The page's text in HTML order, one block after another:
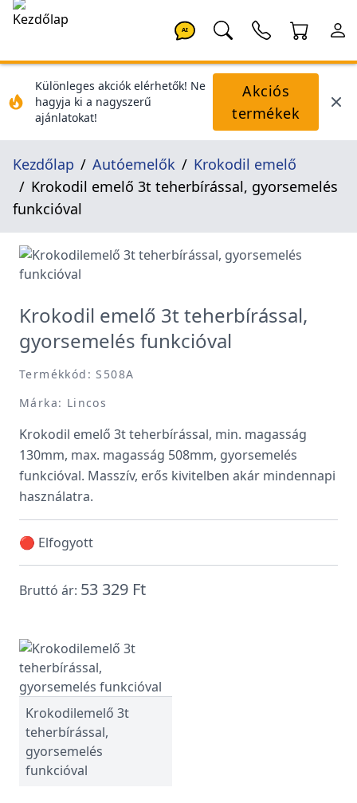
AI
Különleges akciók elérhetők! Ne
hagyja ki a nagyszerű
ajánlatokat!
Akciós
termékek
Kezdőlap Autóemelők
Krokodil emelő
Krokodil emelő 3t teherbírással, gyorsemelés
funkcióval
Krokodil emelő 3t teherbírással,
gyorsemelés funkcióval
Termékkód: S508A
Márka: Lincos
Krokodil emelő 3t teherbírással, min. magasság
130mm, max. magasság 508mm, gyorsemelés
funkcióval. Masszív, erős kivitelben akár mindennapi
használatra.
🔴 Elfogyott
Bruttó ár: 53 329 Ft
Krokodilemelő 3t
teherbírással,
gyorsemelés
funkcióval